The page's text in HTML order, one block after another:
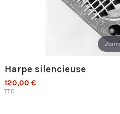
Zoom
Harpe silencieuse
120,00 €
TTC